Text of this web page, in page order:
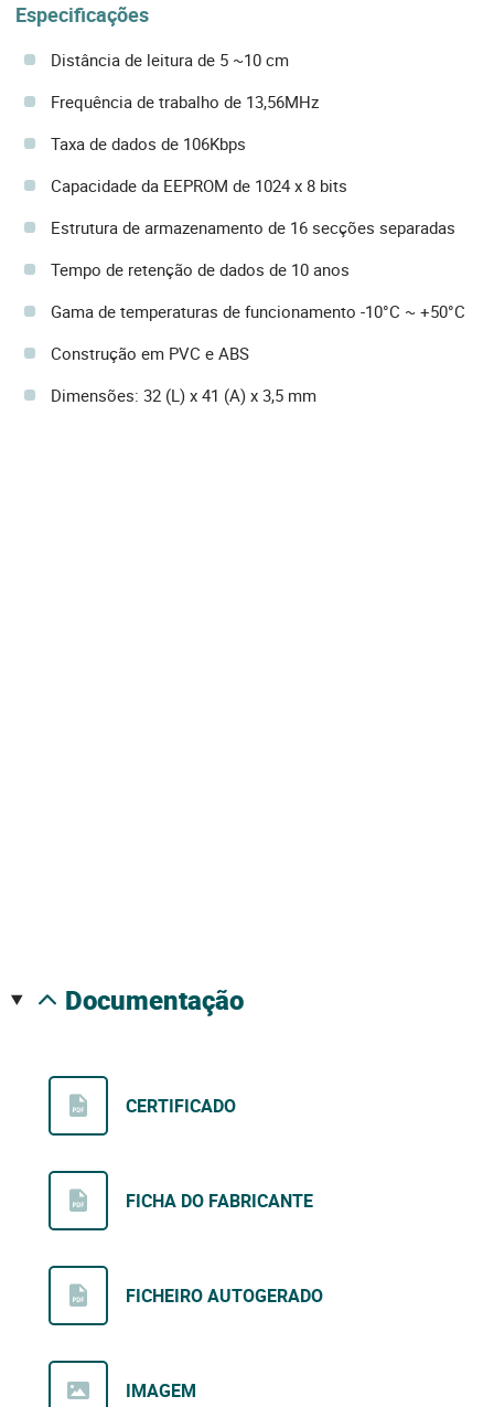
Especificações
Distância de leitura de 5 ~10 cm
Frequência de trabalho de 13,56MHz
Taxa de dados de 106Kbps
Capacidade da EEPROM de 1024 x 8 bits
Estrutura de armazenamento de 16 secções separadas
Tempo de retenção de dados de 10 anos
Gama de temperaturas de funcionamento -10°C ~ +50°C
Construção em PVC e ABS
Dimensões: 32 (L) x 41 (A) x 3,5 mm
documentação
CERTIFICADO
FICHA DO FABRICANTE
FICHEIRO AUTOGERADO
IMAGEM